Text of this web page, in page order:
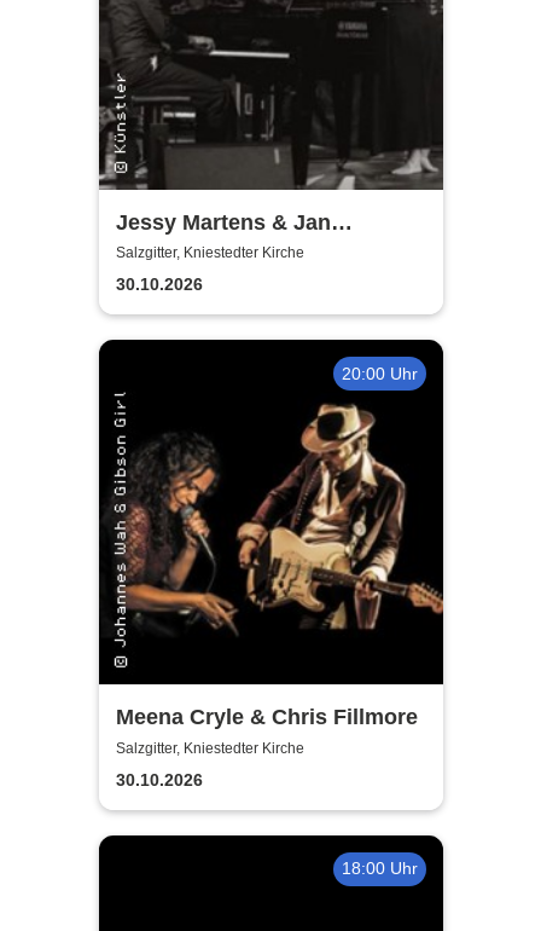
Jessy Martens & Jan
Fischer's Blues Support
Salzgitter, Kniestedter Kirche
30.10.2026
20:00 Uhr
Meena Cryle & Chris Fillmore
Salzgitter, Kniestedter Kirche
30.10.2026
18:00 Uhr